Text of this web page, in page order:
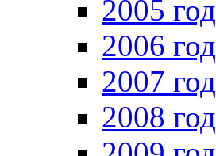
2005 год
2006 год
2007 год
2008 год